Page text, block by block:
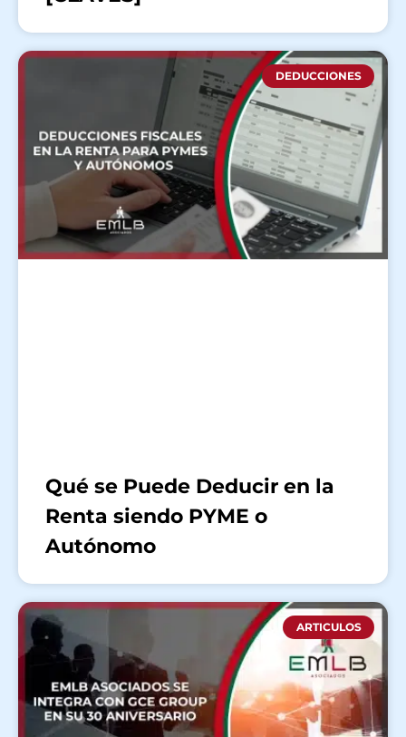
DEDUCCIONES
Qué se Puede Deducir en la
Renta siendo PYME o
Autónomo
ARTICULOS